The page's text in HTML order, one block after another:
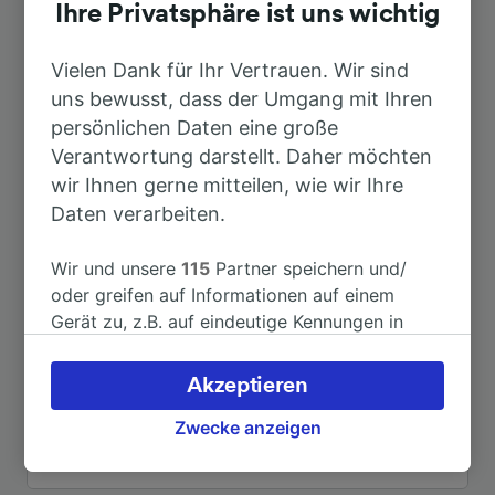
Dauer
Nach Berlin Hbf 1h 50min
Nach Hamburg Hbf
Nach Hannover Hbf 1h 25min
Nach Salzwedel 9min
Nach Celle 1h 3min
Ihre Privatsphäre ist uns wichtig
Vielen Dank für Ihr Vertrauen. Wir sind
uns bewusst, dass der Umgang mit Ihren
persönlichen Daten eine große
Verantwortung darstellt. Daher möchten
wir Ihnen gerne mitteilen, wie wir Ihre
Daten verarbeiten.
Wir und unsere115 Partner speichern und/
oder greifen auf Informationen auf einem
Gerät zu, z.B. auf eindeutige Kennungen in
verarbeiten. Sie können Ihre Präferenzen
akzeptieren oder verwalten, einschließlich
Ihres Widerspruchsrechts bei berechtigtem
Zwecke anzeigen
Akzeptieren